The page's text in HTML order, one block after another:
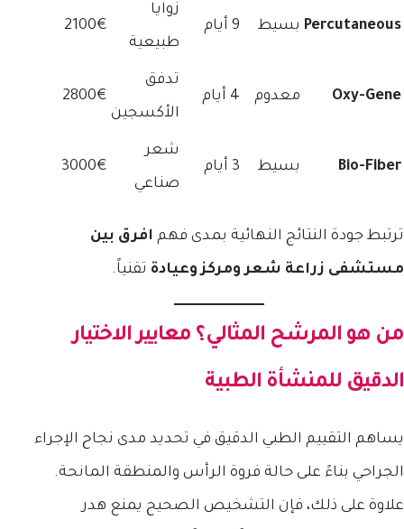
Percutaneous بسيط 9 أيام
زوايا
طبيعية
2100€
Oxy-Gene معدوم 4 أيام
تدفق
الأكسجين
2800€
Bio-Fiber بسيط 3 أيام
شعر
صناعي
3000€
ترتبط جودة النتائج النهائية بمدى فهم افرق بين
مستشفى زراعة شعر ومركز وعيادة تقنياً.
من هو المرشح المثالي؟ معايير الاختيار
الدقيق للمنشأة الطبية
يساهم التقييم الطبي الدقيق في تحديد مدى نجاح الإجراء
الجراحي بناءً على حالة فروة الرأس والمنطقة المانحة.
علاوة على ذلك، فإن التشخيص الصحيح يمنع هدر